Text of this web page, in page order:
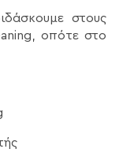
στους
οπότε στο